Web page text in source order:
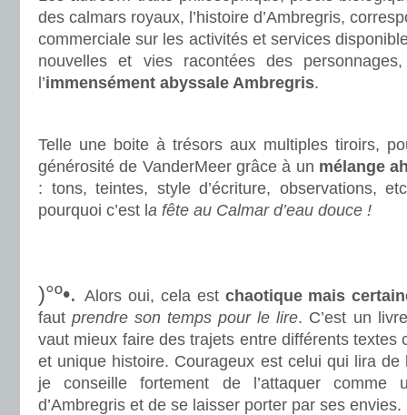
des calmars royaux, l’histoire d’Ambregris,
commerciale sur les activités et services
nouvelles et vies racontées des
l’immensément abyssale Ambregris.
Telle une boite à trésors aux multiples tiroirs,
générosité de VanderMeer grâce à un mélange
: tons, teintes, style d’écriture, observations,
pourquoi c’est l a fête au Calmar d’eau douce !
)°º•. Alors oui, cela est chaotique mais
fautprendre son temps pour le lire. C’est un
vaut mieux faire des trajets entre différents textes
et unique histoire. Courageux est celui qui lira
je conseille fortement de l’attaquer comme
d’Ambregris et de se laisser porter par ses envies.